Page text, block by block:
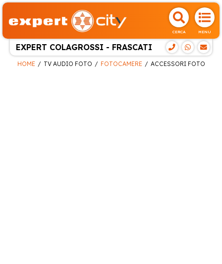
CERCA MENU
EXPERT COLAGROSSI - FRASCATI
HOME TV AUDIO FOTO FOTOCAMERE ACCESSORI FOTO